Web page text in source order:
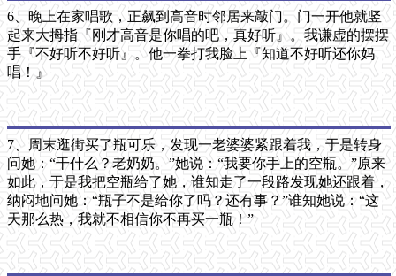
6、晚上在家唱歌，正飙到高音时邻居来敲门。门一开他就竖
起来大拇指『刚才高音是你唱的吧，真好听』。我谦虚的摆摆
手『不好听不好听』。他一拳打我脸上『知道不好听还你妈
唱！』
7、周末逛街买了瓶可乐，发现一老婆婆紧跟着我，于是转身
问她：“干什么？老奶奶。”她说：“我要你手上的空瓶。”原来
如此，于是我把空瓶给了她，谁知走了一段路发现她还跟着，
纳闷地问她：“瓶子不是给你了吗？还有事？”谁知她说：“这
天那么热，我就不相信你不再买一瓶！”